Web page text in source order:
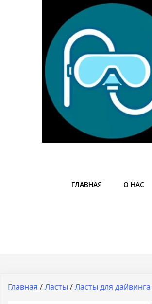
ГЛАВНАЯ О НАС
Главная /Ласты /Ласты для дайвинга